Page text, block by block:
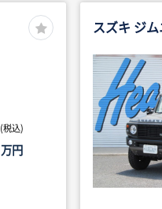
(税込)
万円
スズキ ジ